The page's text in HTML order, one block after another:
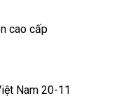
cao cấp
Nam 20-11